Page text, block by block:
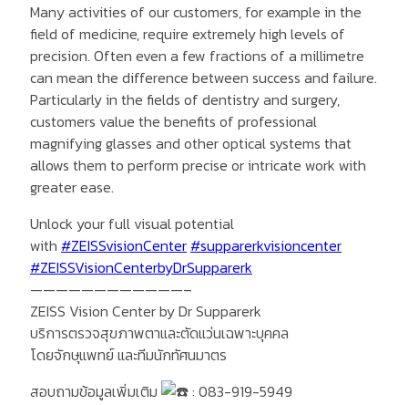
Many activities of our customers, for example in the
field of medicine, require extremely high levels of
precision. Often even a few fractions of a millimetre
can mean the difference between success and failure.
Particularly in the fields of dentistry and surgery,
customers value the benefits of professional
magnifying glasses and other optical systems that
allows them to perform precise or intricate work with
greater ease.
Unlock your full visual potential
with #ZEISSvisionCenter#supparerkvisioncenter
#ZEISSVisionCenterbyDrSupparerk
————————————–
ZEISS Vision Center by Dr Supparerk
บริการตรวจสุขภาพตาและตัดแว่นเฉพาะบุคคล
โดยจักษุแพทย์ และทีมนักทัศนมาตร
สอบถามข้อมูลเพิ่มเติม
: 083-919-5949